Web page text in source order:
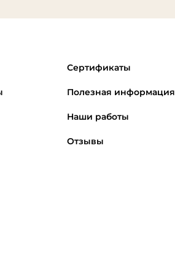
Сертификаты
Полезная информация
Наши работы
Отзывы